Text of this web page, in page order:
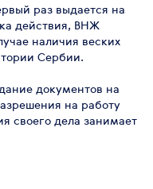
раз выдается на
действия, ВНЖ
наличия веских
Сербии.
документов на
на работу
своего дела занимает